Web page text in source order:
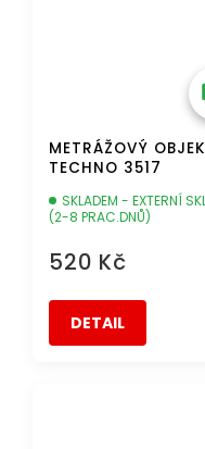
METRÁŽOVÝ
TECHNO 3517
SKLADEM - EXTERNÍ
(2-8 PRAC.DNŮ)
520 Kč
DETAIL